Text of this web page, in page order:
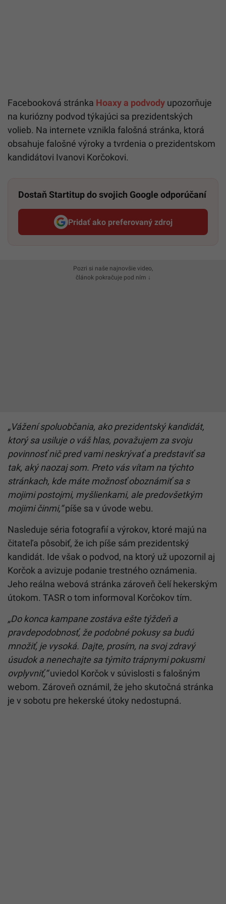
Facebooková stránka Hoaxy a podvody upozorňuje
na kuriózny podvod týkajúci sa prezidentských
volieb. Na internete vznikla falošná stránka, ktorá
obsahuje falošné výroky a tvrdenia o prezidentskom
kandidátovi Ivanovi Korčokovi.
Dostaň Startitup do svojich Google odporúčaní
Pridať ako preferovaný zdroj
Startitup, odkaz sa otvorí v
Pozri si naše najnovšie video,
článok pokračuje pod ním ↓
„Vážení spoluobčania, ako prezidentský kandidát,
ktorý sa usiluje o váš hlas, považujem za svoju
povinnosť nič pred vami neskrývať a predstaviť sa
tak, aký naozaj som. Preto vás vítam na týchto
stránkach, kde máte možnosť oboznámiť sa s
mojimi postojmi, myšlienkami, ale predovšetkým
mojimi činmi,“píše sa v úvode webu.
Nasleduje séria fotografií a výrokov, ktoré majú na
čitateľa pôsobiť, že ich píše sám prezidentský
kandidát. Ide však o podvod, na ktorý už upozornil aj
Korčok a avizuje podanie trestného oznámenia.
Jeho reálna webová stránka zároveň čelí hekerským
útokom. TASR o tom informoval Korčokov tím.
„Do konca kampane zostáva ešte týždeň a
pravdepodobnosť, že podobné pokusy sa budú
množiť, je vysoká. Dajte, prosím, na svoj zdravý
úsudok a nenechajte sa týmito trápnymi pokusmi
ovplyvniť,“uviedol Korčok v súvislosti s falošným
webom. Zároveň oznámil, že jeho skutočná stránka
je v sobotu pre hekerské útoky nedostupná.